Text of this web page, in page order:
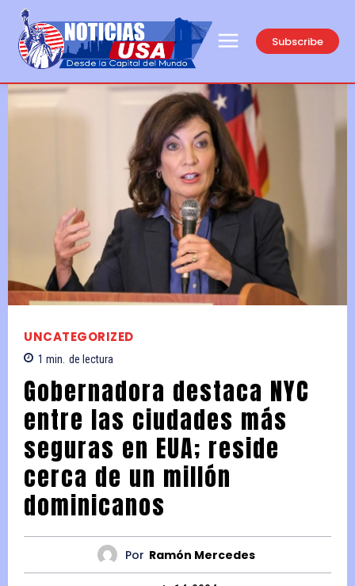
Subscribe
UNCATEGORIZED
1 min. de lectura
Gobernadora destaca NYC
entre las ciudades más
seguras en EUA; reside
cerca de un millón
dominicanos
Por Ramón Mercedes